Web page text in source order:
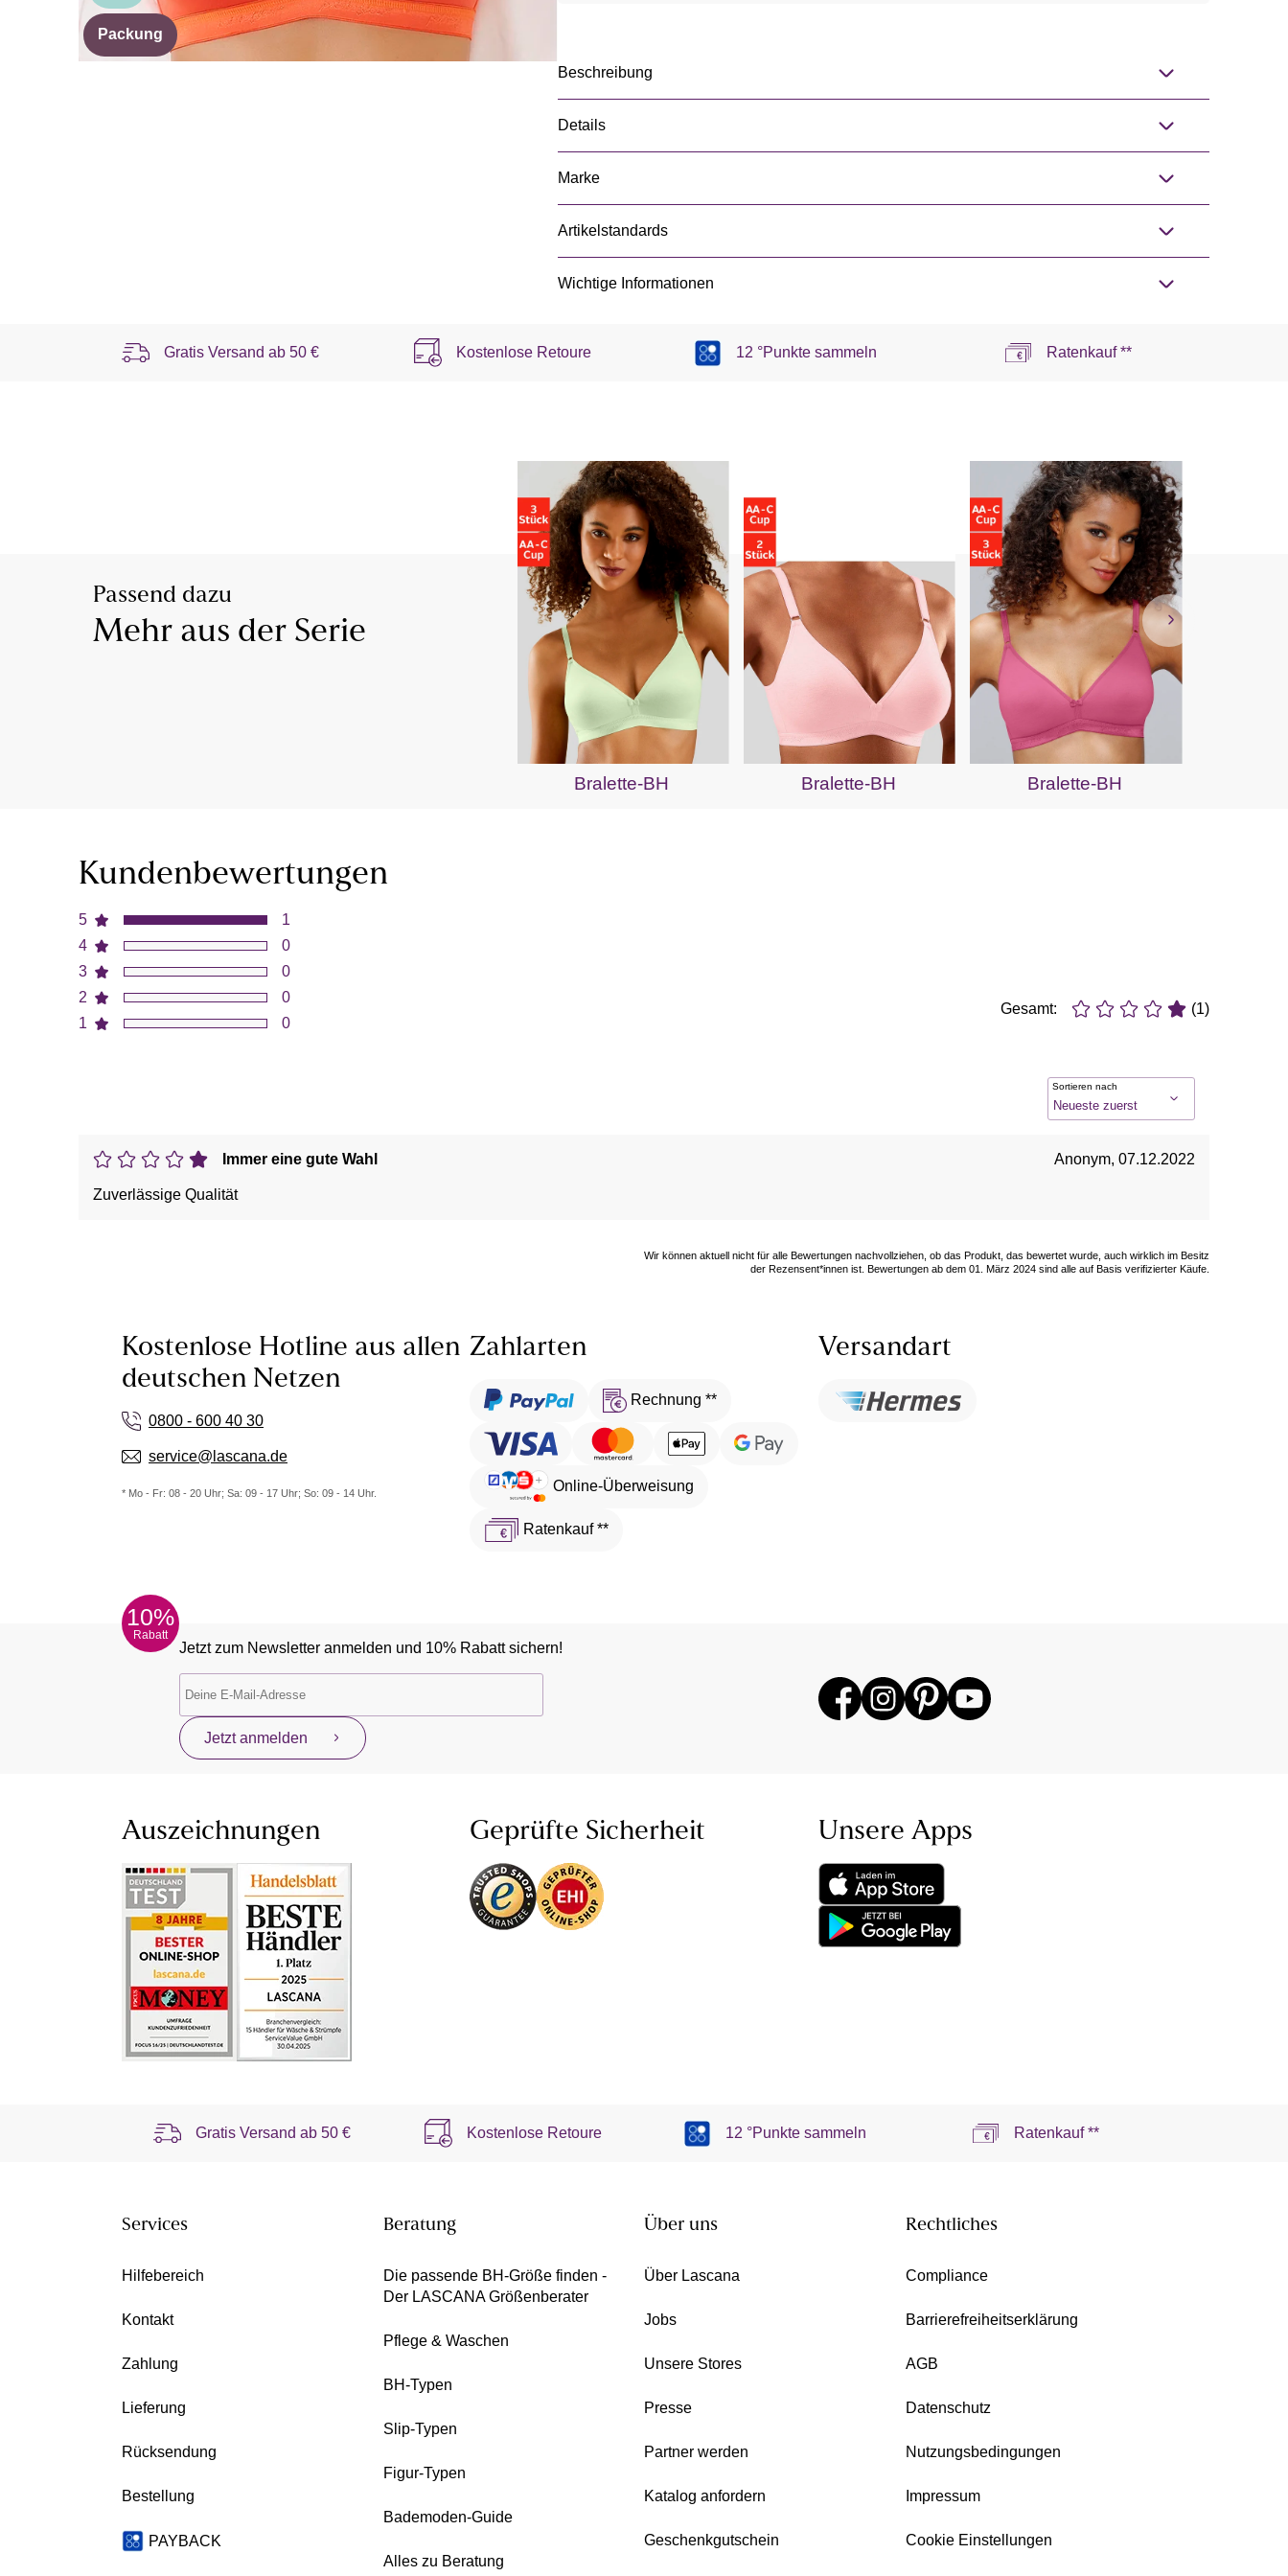
Packung
Beschreibung
Details
Marke
Artikelstandards
Wichtige Informationen
Gratis Versand ab 50 € Kostenlose Retoure 12 °Punkte sammeln Ratenkauf **
Passend dazu
Mehr aus der Serie
Bralette-BH Bralette-BH Bralette-BH
Kundenbewertungen
5
4
3
2
1
1
0
0
0
0
Gesamt: (1)
Sortieren nach
Immer eine gute Wahl Anonym, 07.12.2022
Zuverlässige Qualität
Wir können aktuell nicht für alle Bewertungen nachvollziehen, ob das Produkt, das bewertet wurde, auch wirklich im Besitz
der Rezensent*innen ist. Bewertungen ab dem 01. März 2024 sind alle auf Basis verifizierter Käufe.
Kostenlose Hotline aus allen
deutschen Netzen
0800 - 600 40 30
service@lascana.de
* Mo - Fr: 08 - 20 Uhr; Sa: 09 - 17 Uhr; So: 09 - 14 Uhr.
Zahlarten
Rechnung **
Online-Überweisung
Ratenkauf **
Versandart
10%
Rabatt
Jetzt zum Newsletter anmelden und 10% Rabatt sichern!
Jetzt anmelden
Auszeichnungen Geprüfte Sicherheit Unsere Apps
Gratis Versand ab50 € Kostenlose Retoure 12 °Punkte sammeln Ratenkauf **
Services
Hilfebereich
Kontakt
Zahlung
Lieferung
Rücksendung
Bestellung
PAYBACK
Beratung
Die passende BH-Größe finden -
Der LASCANA Größenberater
Pflege & Waschen
BH-Typen
Slip-Typen
Figur-Typen
Bademoden-Guide
Alles zu Beratung
Über uns
Über Lascana
Jobs
Unsere Stores
Presse
Partner werden
Katalog anfordern
Geschenkgutschein
Rechtliches
Compliance
Barrierefreiheitserklärung
AGB
Datenschutz
Nutzungsbedingungen
Impressum
Cookie Einstellungen